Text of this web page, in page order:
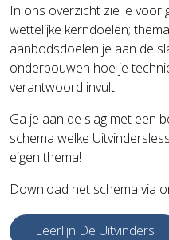
In ons overzicht zie je voor
wettelijke kerndoelen;
aanbodsdoelen je aan de
onderbouwen hoe je
verantwoord invult.
Ga je aan de slag met een
schema welke
eigen thema!
Download het schema via
Leerlijn De Uitvinders